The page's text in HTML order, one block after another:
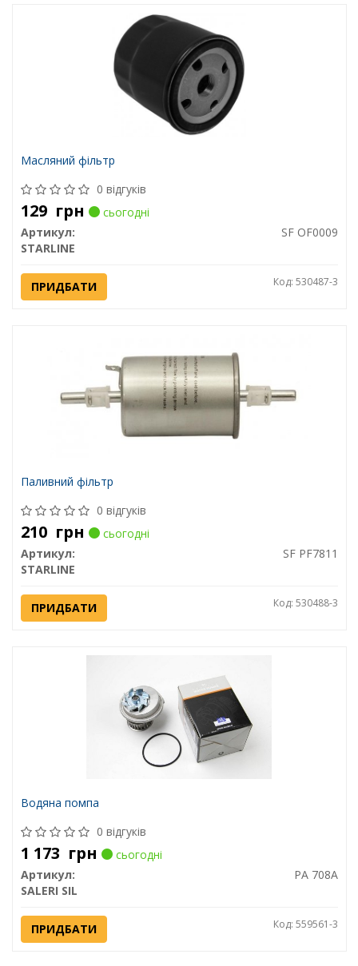
Масляний фільтр
0 відгуків
129 грн
сьогодні
Артикул:
SF OF0009
STARLINE
ПРИДБАТИ Код: 530487-3
Паливний фільтр
0 відгуків
210 грн
сьогодні
Артикул:
SF PF7811
STARLINE
ПРИДБАТИ Код: 530488-3
Водяна помпа
0 відгуків
1 173 грн
сьогодні
Артикул:
PA 708A
SALERI SIL
ПРИДБАТИ Код: 559561-3